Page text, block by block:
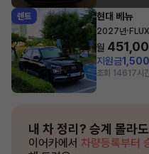
렌트 현대 베뉴
2027년· FLUX
월
지원금
조회 14617시
내 차 정리? 승계 몰라
이어카에서 차량등록부터